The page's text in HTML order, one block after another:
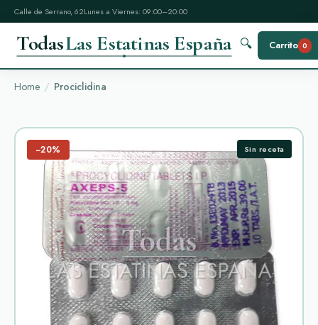
Calle de Serrano, 62Lunes a Viernes: 09:00–20:00
TodasLas Estatinas España 🔍 Carrito 0
Home Prociclidina
−20% Sin receta